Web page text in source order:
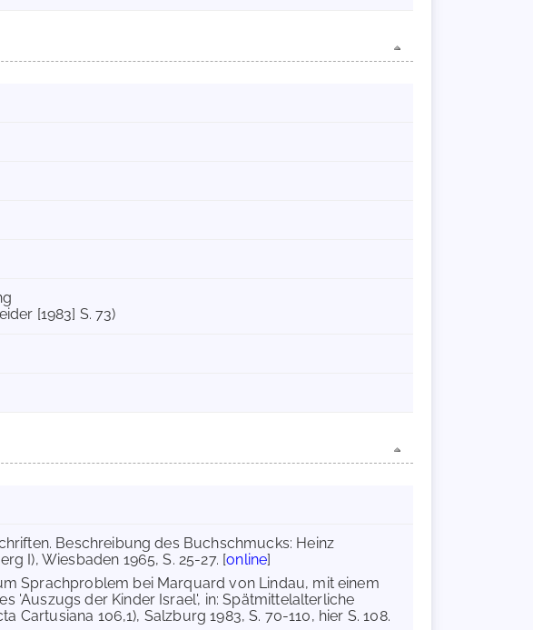
[1983] S. 73)
Beschreibung des Buchschmucks: Heinz
I), Wiesbaden 1965, S. 25-27. [online]
Sprachproblem bei Marquard von Lindau, mit einem
'Auszugs der Kinder Israel', in: Spätmittelalterliche
106,1), Salzburg 1983, S. 70-110, hier S. 108.